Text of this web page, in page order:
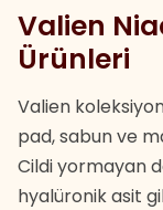
Valien
Ürünleri
Valien
pad, sabun ve
Cildi yormayan
hyalüronik asit